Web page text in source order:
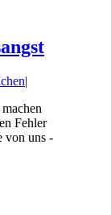
|
Fehler
von uns -